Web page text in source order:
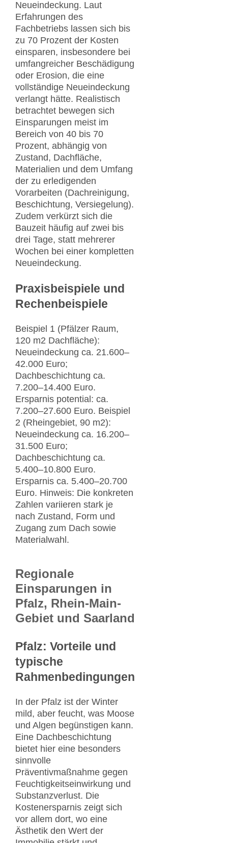
Neueindeckung. Laut
Erfahrungen des
Fachbetriebs lassen sich bis
zu 70 Prozent der Kosten
einsparen, insbesondere bei
umfangreicher Beschädigung
oder Erosion, die eine
vollständige Neueindeckung
verlangt hätte. Realistisch
betrachtet bewegen sich
Einsparungen meist im
Bereich von 40 bis 70
Prozent, abhängig von
Zustand, Dachfläche,
Materialien und dem Umfang
der zu erledigenden
Vorarbeiten (Dachreinigung,
Beschichtung, Versiegelung).
Zudem verkürzt sich die
Bauzeit häufig auf zwei bis
drei Tage, statt mehrerer
Wochen bei einer kompletten
Neueindeckung.
Praxisbeispiele und
Rechenbeispiele
Beispiel 1 (Pfälzer Raum,
120 m2 Dachfläche):
Neueindeckung ca. 21.600–
42.000 Euro;
Dachbeschichtung ca.
7.200–14.400 Euro.
Ersparnis potential: ca.
7.200–27.600 Euro. Beispiel
2 (Rheingebiet, 90 m2):
Neueindeckung ca. 16.200–
31.500 Euro;
Dachbeschichtung ca.
5.400–10.800 Euro.
Ersparnis ca. 5.400–20.700
Euro. Hinweis: Die konkreten
Zahlen variieren stark je
nach Zustand, Form und
Zugang zum Dach sowie
Materialwahl.
Regionale
Einsparungen in
Pfalz, Rhein-Main-
Gebiet und Saarland
Pfalz: Vorteile und
typische
Rahmenbedingungen
In der Pfalz ist der Winter
mild, aber feucht, was Moose
und Algen begünstigen kann.
Eine Dachbeschichtung
bietet hier eine besonders
sinnvolle
Präventivmaßnahme gegen
Feuchtigkeitseinwirkung und
Substanzverlust. Die
Kostenersparnis zeigt sich
vor allem dort, wo eine
Ästhetik den Wert der